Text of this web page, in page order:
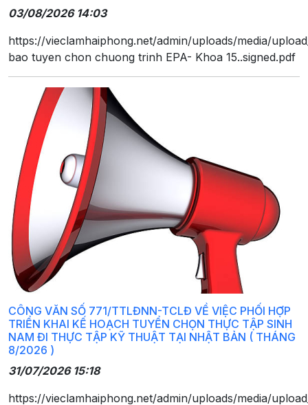
03/08/2026 14:03
https://vieclamhaiphong.net/admin/uploads/media/
bao tuyen chon chuong trinh EPA- Khoa 15..signed.pdf
CÔNG VĂN SỐ 771/TTLĐNN-TCLĐ VỀ VIỆC PHỐI HỢP
TRIỂN KHAI KẾ HOẠCH TUYỂN CHỌN THỰC TẬP SINH
NAM ĐI THỰC TẬP KỸ THUẬT TẠI NHẬT BẢN ( THÁNG
8/2026 )
31/07/2026 15:18
https://vieclamhaiphong.net/admin/uploads/media/